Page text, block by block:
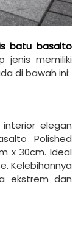
batu basalto
jenis memiliki
di bawah ini:
elegan
Polished
x 30cm. Ideal
Kelebihannya
ekstrem dan